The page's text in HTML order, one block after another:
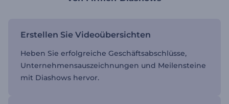
Erstellen Sie Videoübersichten
Heben Sie erfolgreiche Geschäftsabschlüsse,
Unternehmensauszeichnungen und Meilensteine
mit Diashows hervor.